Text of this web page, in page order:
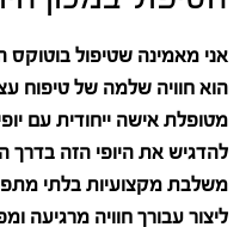
אני מאמינה שטיפול
הוא חוויה שלמה של טיפוח
מטופלת אישה ייחודית עם
להדגיש את היופי הזה בדרך
משלבת מקצועיות בלתי
ליצור עבורך חוויה מרגיעה